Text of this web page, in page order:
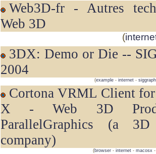
Web3D-fr - Autres technologies
Web 3D
(
3DX: Demo or Die -- SIGGRAPH
2004
(example - internet -
Cortona VRML Client for Mac OS
X - Web 3D
ParallelGraphics (a
company)
(browser - internet - macosx